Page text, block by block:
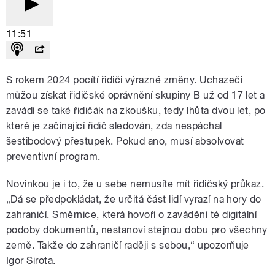
11:51
S rokem 2024 pocítí řidiči výrazné změny. Uchazeči
můžou získat řidičské oprávnění skupiny B už od 17 let a
zavádí se také řidičák na zkoušku, tedy lhůta dvou let, po
které je začínající řidič sledován, zda nespáchal
šestibodový přestupek. Pokud ano, musí absolvovat
preventivní program.
Novinkou je i to, že u sebe nemusíte mít řidičský průkaz.
„Dá se předpokládat, že určitá část lidí vyrazí na hory do
zahraničí. Směrnice, která hovoří o zavádění té digitální
podoby dokumentů, nestanoví stejnou dobu pro všechny
země. Takže do zahraničí raději s sebou,“ upozorňuje
Igor Sirota.